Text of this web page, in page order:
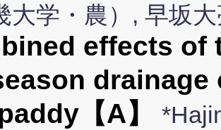
大学・農）, 早坂
effects of
【A】